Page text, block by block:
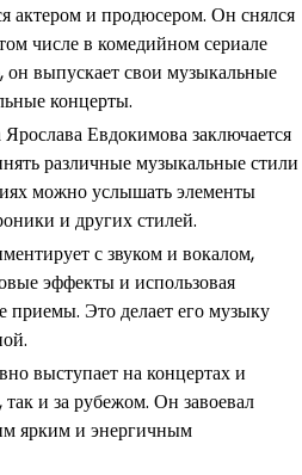
актером и продюсером. Он снялся
числе в комедийном сериале
он выпускает свои музыкальные
концерты.
Евдокимова заключается
различные музыкальные стили
можно услышать элементы
и других стилей.
с звуком и вокалом,
эффекты и использовая
приемы. Это делает его музыку
выступает на концертах и
и за рубежом. Он завоевал
ярким и энергичным